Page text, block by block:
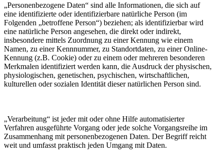
„Personenbezogene Daten“ sind alle Informationen, die sich auf
eine identifizierte oder identifizierbare natürliche Person (im
Folgenden „betroffene Person“) beziehen; als identifizierbar wird
eine natürliche Person angesehen, die direkt oder indirekt,
insbesondere mittels Zuordnung zu einer Kennung wie einem
Namen, zu einer Kennnummer, zu Standortdaten, zu einer Online-
Kennung (z.B. Cookie) oder zu einem oder mehreren besonderen
Merkmalen identifiziert werden kann, die Ausdruck der physischen,
physiologischen, genetischen, psychischen, wirtschaftlichen,
kulturellen oder sozialen Identität dieser natürlichen Person sind.
„Verarbeitung“ ist jeder mit oder ohne Hilfe automatisierter
Verfahren ausgeführte Vorgang oder jede solche Vorgangsreihe im
Zusammenhang mit personenbezogenen Daten. Der Begriff reicht
weit und umfasst praktisch jeden Umgang mit Daten.